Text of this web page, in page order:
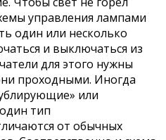
управления лампами
один или несколько
и выключаться из
для этого нужны
проходными. Иногда
или
тип
от обычных